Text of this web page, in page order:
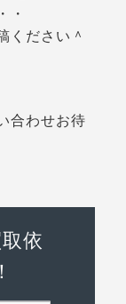
・
ください＾
合わせお待
依